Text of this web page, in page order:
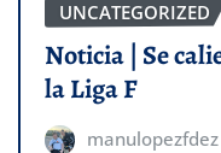
UNCATEGORIZED
Noticia | Se
la Liga F
manulopezfdez